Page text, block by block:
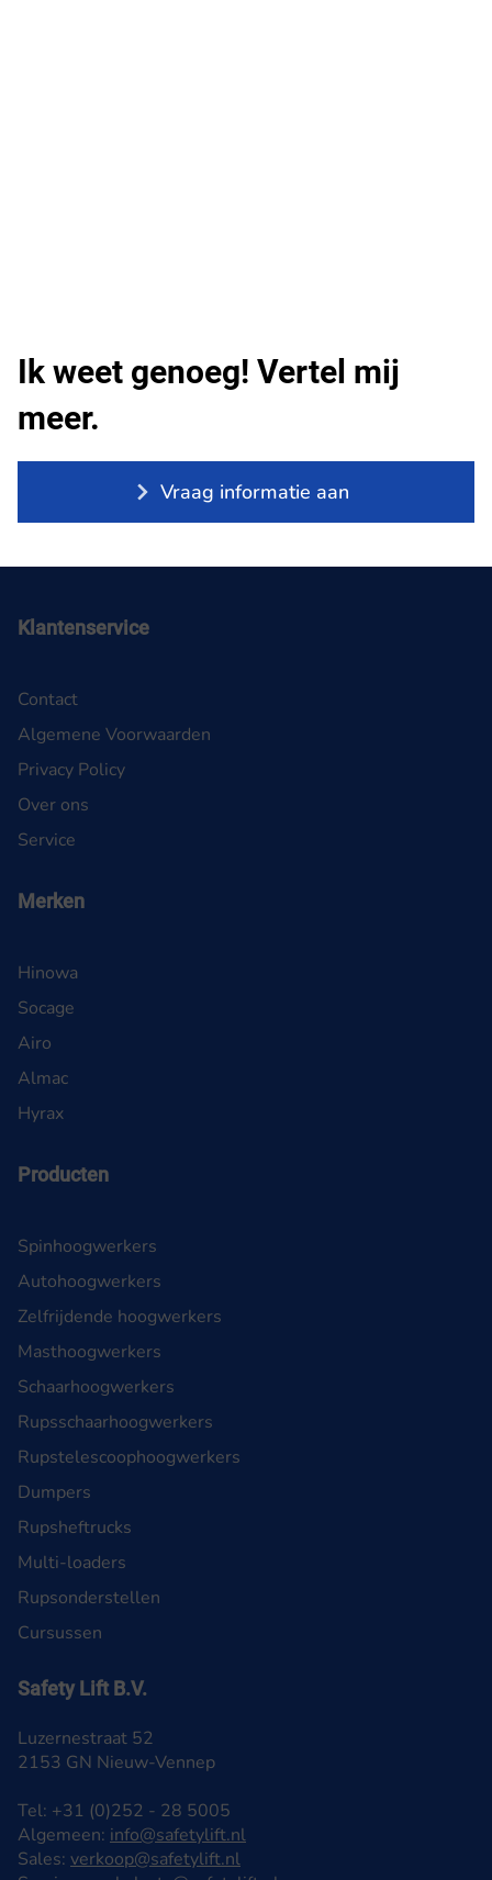
Ik weet genoeg! Vertel mij
meer.
Vraag informatie aan
Safety Lift B.V.
Luzernestraat 52
2153 GN Nieuw-Vennep
Tel: +31 (0)252 - 28 5005
Algemeen: info@safetylift.nl
Sales: verkoop@safetylift.nl
Klantenservice
Contact
Algemene Voorwaarden
Privacy Policy
Over ons
Service
Merken
Hinowa
Socage
Airo
Almac
Hyrax
Producten
Spinhoogwerkers
Autohoogwerkers
Zelfrijdende hoogwerkers
Masthoogwerkers
Schaarhoogwerkers
Rupsschaarhoogwerkers
Rupstelescoophoogwerkers
Dumpers
Rupsheftrucks
Multi-loaders
Rupsonderstellen
Cursussen